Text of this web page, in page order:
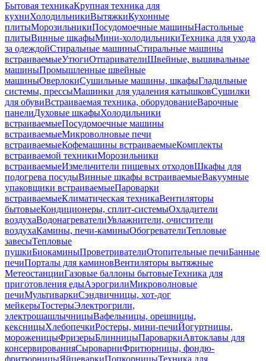
Бытовая техникаКрупная техника для
кухниХолодильникиВытяжкиКухонные
плитыМорозильникиПосудомоечные машиныНастольные
плитыВинные шкафыМини-холодильникиТехника для ухода
за одеждойСтиральные машиныСтиральные машины
встраиваемыеУтюгиОтпаривателиШвейные, вышивальные
машиныПромышленные швейные
машиныОверлокиСушильные машины, шкафыГладильные
системы, прессыМашинки для удаления катышковСушилки
для обувиВстраиваемая техника, оборудованиеВарочные
панелиДуховые шкафыХолодильники
встраиваемыеПосудомоечные машины
встраиваемыеМикроволновые печи
встраиваемыеКофемашины встраиваемыеКомплекты
встраиваемой техникиМорозильники
встраиваемыеИзмельчители пищевых отходовШкафы для
подогрева посудыВинные шкафы встраиваемыеВакуумные
упаковщики встраиваемыеПароварки
встраиваемыеКлиматическая техникаВентиляторы
бытовыеКондиционеры, сплит-системыОхладители
воздухаВодонагревателиУвлажнители, очистители
воздухаКамины, печи-каминыОбогревателиТепловые
завесыТепловые
пушкиБиокаминыПроветривателиОтопительные печиБанные
печиПорталы для каминовВентиляторы вытяжные
МетеостанцииГазовые баллоны бытовыеТехника для
приготовления едыАэрогрилиМикроволновые
печиМультиваркиСэндвичницы, хот-дог
мейкерыТостерыЭлектрогрили,
электрошашлычницыВафельницы, орешницы,
кексницыХлебопечкиРостеры, мини-печиЙогуртницы,
мороженицыФризерыБлинницыПароваркиАвтоклавы для
консервированияСыроварниФритюрницы, фондю-
фритюрницыЯйцеваркиПопкорницыТехника для